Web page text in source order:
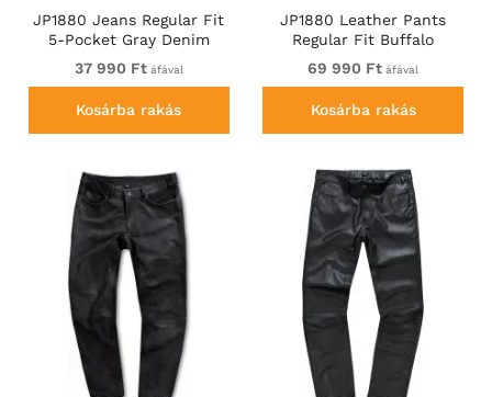
JP1880 Jeans Regular Fit
5-Pocket Gray Denim
37 990 Ftáfával
Kosárba rakás
JP1880 Leather Pants
Regular Fit Buffalo
Nubuck Black
69 990 Ft áfával
Kosárba rakás